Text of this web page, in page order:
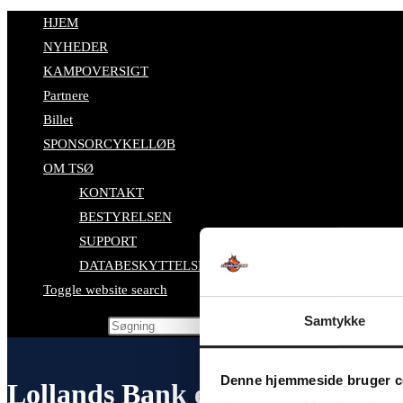
Samtykke
Denne hjemmeside bruger
HJEM
NYHEDER
KAMPOVERSIGT
Partnere
Billet
SPONSORCYKELLØB
OM TSØ
KONTAKT
BESTYRELSEN
SUPPORT
DATABESKYTTELSESPOLITIK
Toggle website search
Lollands Bank er en af Team